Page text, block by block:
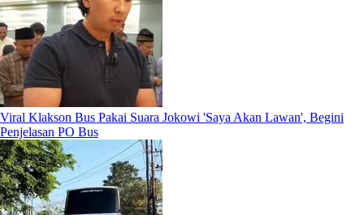
Viral Klakson Bus Pakai Suara Jokowi 'Saya Akan Lawan', Begini
Penjelasan PO Bus